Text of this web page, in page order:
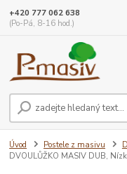
+420 777 062 638
(Po-Pá, 8-16 hod.)
Úvod Postele z masivu
DVOULŮŽKO MASIV DUB,